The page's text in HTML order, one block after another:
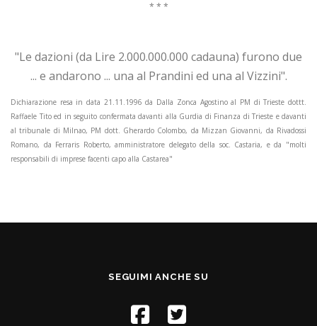
* * *
"Le dazioni (da Lire 2.000.000.000 cadauna) furono due
... e andarono ... una al Prandini ed una al Vizzini".
Dichiarazione resa in data 21.11.1996 da Dalla Zonca Agostino al PM di Trieste dottt.
Raffaele Tito ed in seguito confermata davanti alla Gurdia di Finanza di Trieste e davanti
al tribunale di Milnao, PM dott. Gherardo Colombo, da Mizzan Giovanni, da Rivadossi
Romano, da Ferraris Roberto, amministratore delegato della soc. Castaria, e da "molti
responsabili di imprese facenti capo alla Castarea"
SEGUIMI ANCHE SU